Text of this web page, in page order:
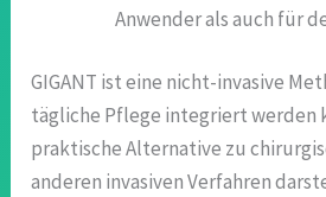
Anwender als auch für
GIGANT ist eine nicht-invasive
tägliche Pflege integriert werden
praktische Alternative zu
anderen invasiven Verfahren